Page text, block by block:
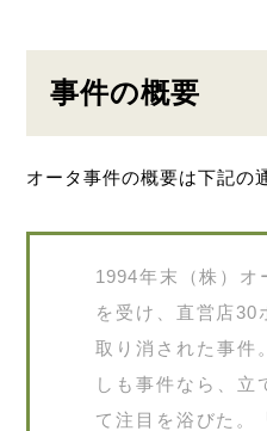
事件の概要
オータ事件の概要は下記の
1994年末（株）オ
を受け、直営店30
取り消された事件
しも事件なら、立
て注目を浴びた。